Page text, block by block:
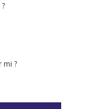
mi ?